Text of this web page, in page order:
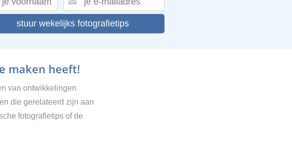
stuur wekelijks fotografietips
maken heeft!
van ontwikkelingen
die gerelateerd zijn aan
fotografietips of de